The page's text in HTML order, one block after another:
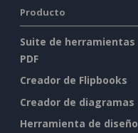
Producto
Suite de herramientas
PDF
Creador de Flipbooks
Creador de diagramas
Herramienta de diseño